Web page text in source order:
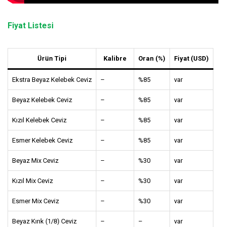
Fiyat Listesi
Ürün Tipi Kalibre Oran (%) Fiyat (USD)
Ekstra Beyaz Kelebek Ceviz – %85 var
Beyaz Kelebek Ceviz – %85 var
Kızıl Kelebek Ceviz – %85 var
Esmer Kelebek Ceviz – %85 var
Beyaz Mix Ceviz – %30 var
Kızıl Mix Ceviz – %30 var
Esmer Mix Ceviz – %30 var
Beyaz Kırık (1/8) Ceviz – – var